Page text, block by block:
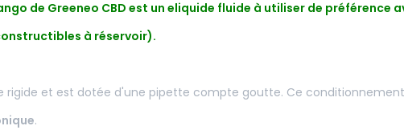
de Greeneo CBD est un eliquide fluide à utiliser de préférence
à réservoir).
rigide et est dotée d'une pipette compte goutte. Ce
.